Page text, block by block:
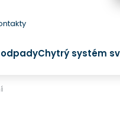
Chytrý systém